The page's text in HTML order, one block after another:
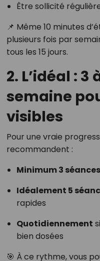
Être sollicité
📌 Même 10 minutes
plusieurs fois par
tous les 15 jours.
2. L’idéal : 3
semaine
visibles
Pour une vraie
recommandent :
Minimum 3
Idéalement 5
rapides
Quotidiennement
bien dosées
🎯 À ce rythme, vous